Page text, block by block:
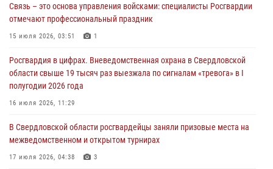
Росгвардия приняла участие в межведомственном
антитеррористическом учении в Свердловской области
31 июля 2026, 12:27 1
Росгвардия обеспечивает безопасность граждан на южном
направлении
31 июля 2026, 06:56
рассказал об итогах работы подразделения в эфире телекомпании
«Телекон»
30 июля 2026, 11:33 1
Связь – это основа управления войсками: специалисты Росгвардии
отмечают профессиональный праздник
15 июля 2026, 03:51 1
Росгвардия в цифрах. Вневедомственная охрана в Свердловской
области свыше 19 тысяч раз выезжала по сигналам «тревога» в I
полугодии 2026 года
16 июля 2026, 11:29
В Свердловской области росгвардейцы заняли призовые места на
межведомственном и открытом турнирах
17 июля 2026, 04:38 3